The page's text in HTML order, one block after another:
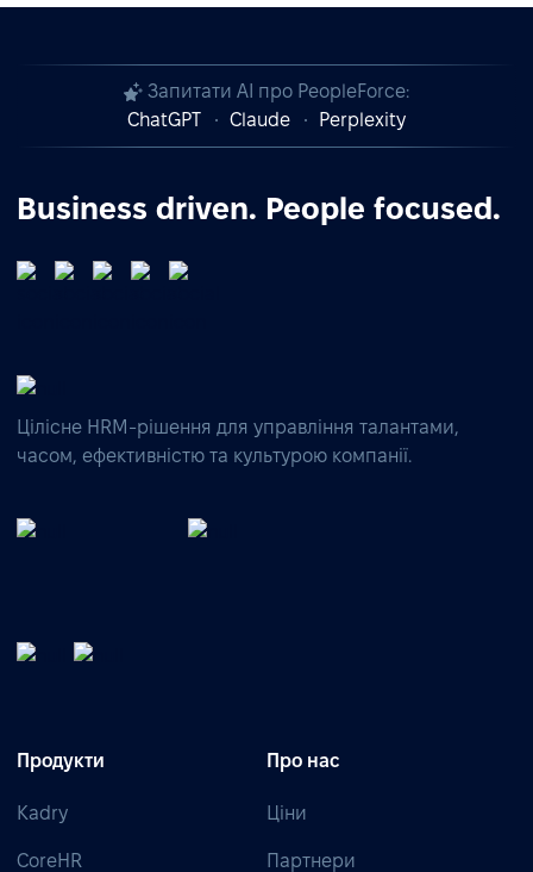
Запитати AI про PeopleForce:
ChatGPT
Claude Perplexity
Business driven. People focused.
Цілісне HRM-рішення для управління талантами,
часом, ефективністю та культурою компанії.
Продукти
Kadry
CoreHR
Про нас
Ціни
Партнери